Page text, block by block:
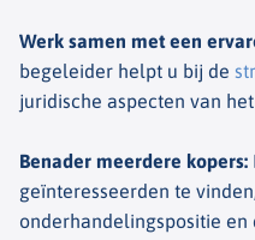
Werk samen met een
begeleider helpt u bij de
juridische aspecten van
Benader meerdere kopers:
geïnteresseerden te
onderhandelingspositie en